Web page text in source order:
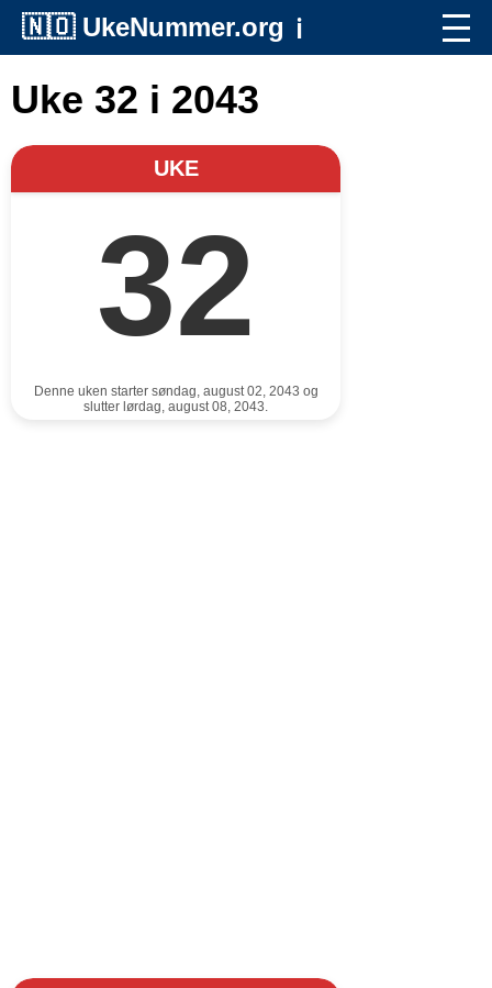
🇳🇴 UkeNummer.org ℹ️
Uke 32 i 2043
UKE
32
Denne uken starter søndag, august 02, 2043 og
slutter lørdag, august 08, 2043.